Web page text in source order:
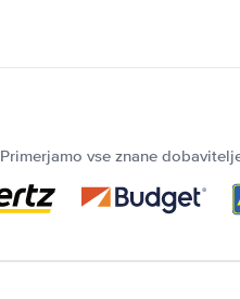
Primerjamo vse znane